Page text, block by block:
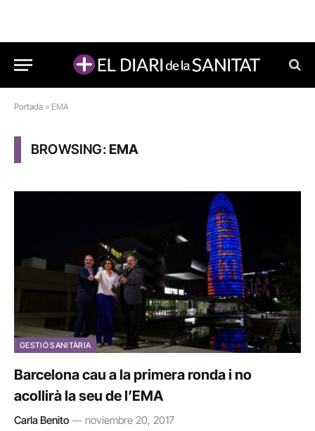
Portada » EMA
BROWSING:EMA
GESTIÓ SANITÀRIA
Barcelona cau a la primera ronda i no
acollirà la seu de l’EMA
Carla Benito noviembre 20, 2017